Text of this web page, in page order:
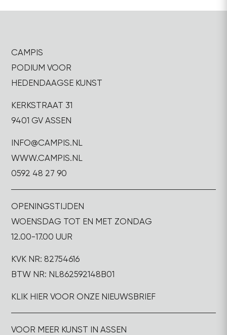
CAMPIS
PODIUM VOOR
HEDENDAAGSE KUNST
KERKSTRAAT 31
9401 GV ASSEN
INFO@CAMPIS.NL
WWW.CAMPIS.NL
0592 48 27 90
OPENINGSTIJDEN
WOENSDAG TOT EN MET ZONDAG
12.00-17.00 UUR
KVK NR: 82754616
BTW NR: NL862592148B01
KLIK HIER VOOR ONZE NIEUWSBRIEF
VOOR MEER KUNST IN ASSEN